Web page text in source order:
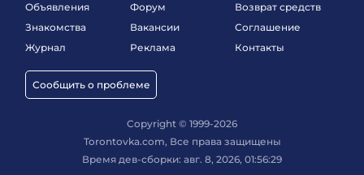
Объявления
Знакомства
Журнал
Сообщить о проблеме
Форум
Вакансии
Реклама
Возврат средств
Соглашение
Контакты
Copyright © 1999-2026
Torontovka.com, Все права защищены
Время дев-сборки: авг. 8, 2026, 01:56:29